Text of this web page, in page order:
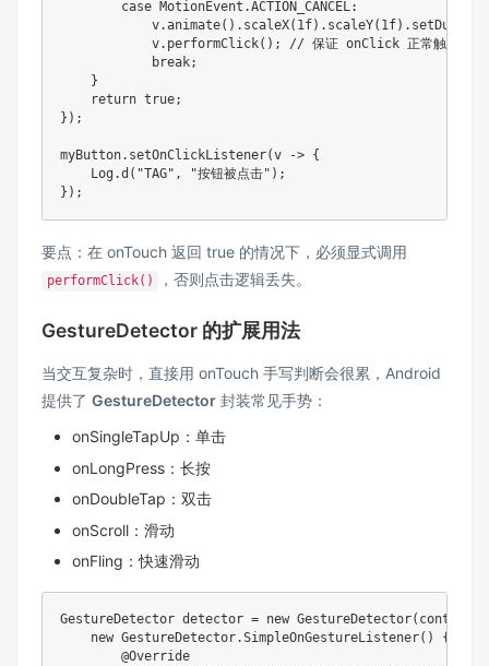
case MotionEvent .ACTION_CANCEL:
            v
.animate( ) . scaleX( 1f) . scaleY( 1f) .
            v
. performClick( ) ;
// 保证 onClick 正常触发
break;
}
return true;
} ) ;
myButton. setOnClickListener(v -> {
Log .d ( "TAG" , "按钮被点击" ) ;
} ) ;
要点：在 onTouch 返回 true 的情况下，必须显式调用
performClick() ，否则点击逻辑丢失。
GestureDetector 的扩展用法
当交互复杂时，直接用 onTouch 手写判断会很累，Android
提供了 GestureDetector 封装常见手势：
onSingleTapUp：单击
onLongPress：长按
onDoubleTap：双击
onScroll：滑动
onFling：快速滑动
GestureDetector detector = new GestureDetector( context
new GestureDetector.SimpleOnGestureListener( )
{
@Override